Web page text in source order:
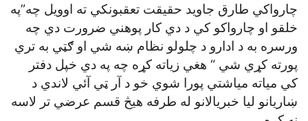
چارواکي طارق جاويد حقيقت تعقبونکي ته اوويل چه”په
خلقو او چارواکو کي د دي کار پوهني ضرورت دي چه
ورسره به د ادارو د چلولو نظام ښه شي او ګټي به تري
پورته کړي شي “ هغي زياته کړه چه په دي خپل دفتر
کي مياته مياشتي پورا شوي خو د آر ټي آئي لاندي د
ښاريانو ليا خبريالانو له طرفه هيڅ قسم عرضي تر لاسه